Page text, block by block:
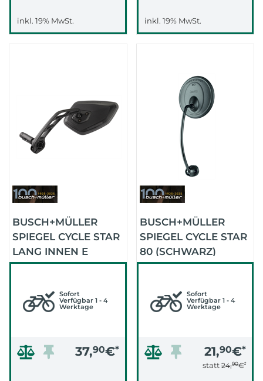
inkl. 19% MwSt. inkl. 19% MwSt.
BUSCH+MÜLLER
SPIEGEL CYCLE STAR
LANG INNEN E
913/612A (SCHWARZ)
Sofort
Verfügbar 1 - 4
Werktage
37,90€*
BUSCH+MÜLLER
SPIEGEL CYCLE STAR
80 (SCHWARZ)
Sofort
Verfügbar 1 - 4
Werktage
21,90€*
statt 24,90€*